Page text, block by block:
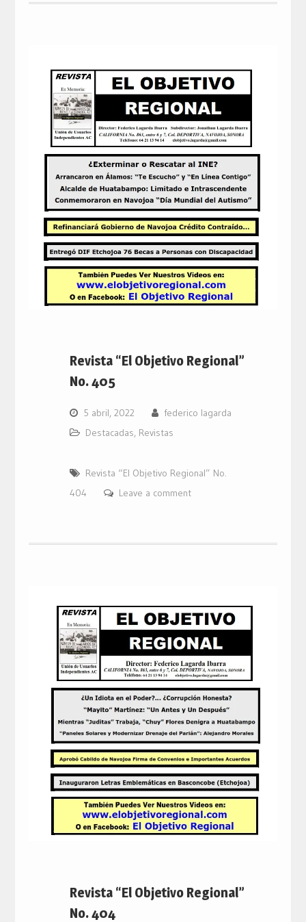
Revista “El Objetivo Regional”
No. 405
5 abril, 2022
federico lagarda
Destacadas, Revistas
Revista “El Objetivo Regional” No.
404
Leave a comment
Revista “El Objetivo Regional”
No. 404